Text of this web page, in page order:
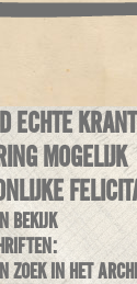
ECHTE
MOGELIJK
BEKIJK
ZOEK IN HET